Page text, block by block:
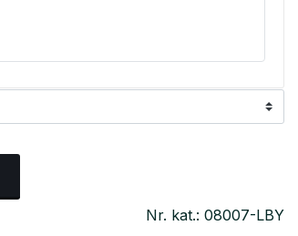
Nr. kat.: 08007-LBY